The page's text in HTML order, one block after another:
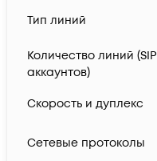
Тип линий
Количество линий (SIP
аккаунтов)
Скорость и дуплекс
Сетевые протоколы